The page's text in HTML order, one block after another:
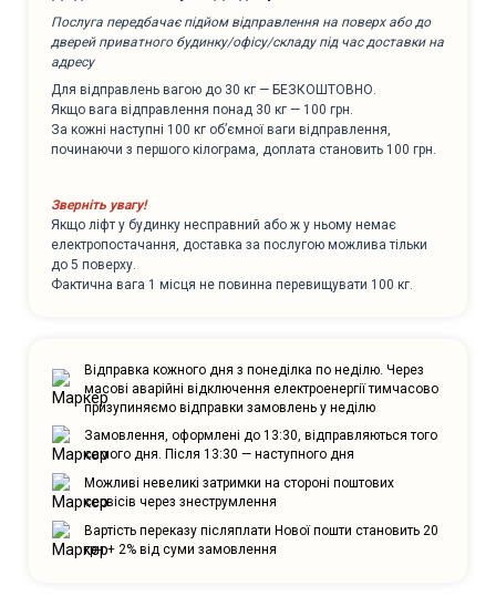
Послуга передбачає підйом відправлення на поверх або до
дверей приватного будинку/офісу/складу під час доставки на
адресу
Для відправлень вагою до 30 кг — БЕЗКОШТОВНО.
Якщо вага відправлення понад 30 кг — 100 грн.
За кожні наступні 100 кг об’ємної ваги відправлення,
починаючи з першого кілограма, доплата становить 100 грн.
Зверніть увагу!
Якщо ліфт у будинку несправний або ж у ньому немає
електропостачання, доставка за послугою можлива тільки
до 5 поверху.
Фактична вага 1 місця не повинна перевищувати 100 кг.
Відправка кожного дня з понеділка по неділю. Через
масові аварійні відключення електроенергії тимчасово
призупиняємо відправки замовлень у неділю
Замовлення, оформлені до 13:30, відправляються того
самого дня. Після 13:30 — наступного дня
Можливі невеликі затримки на стороні поштових
сервісів через знеструмлення
Вартість переказу післяплати Нової пошти становить 20
грн + 2% від суми замовлення